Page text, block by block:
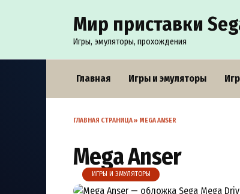
Мир приставки
Игры, эмуляторы, прохождения
Главная Игры и эмуляторы
ГЛАВНАЯ СТРАНИЦА» MEGA ANSER
Mega Anser
ИГРЫ И ЭМУЛЯТОРЫ